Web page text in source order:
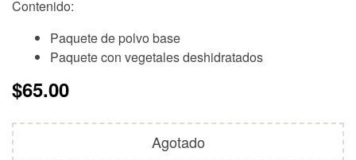
Contenido:
Paquete de polvo base
Paquete con vegetales deshidratados
$65.00
Agotado